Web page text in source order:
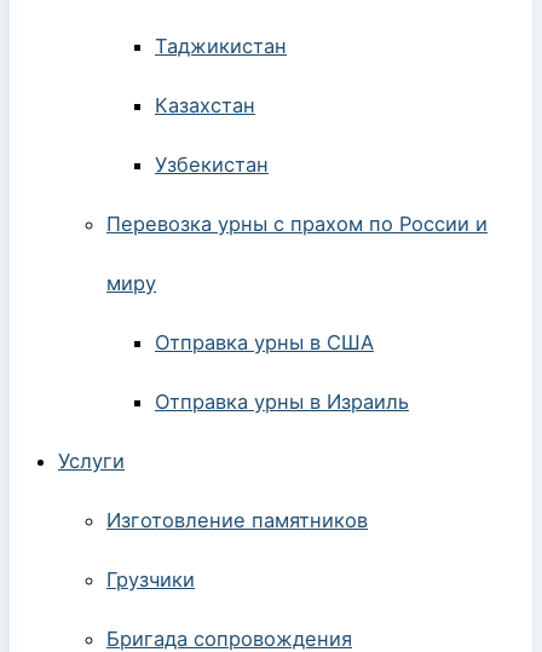
Таджикистан
Казахстан
Узбекистан
Перевозка урны с прахом по России и
миру
Отправка урны в США
Отправка урны в Израиль
Услуги
Изготовление памятников
Грузчики
Бригада сопровождения